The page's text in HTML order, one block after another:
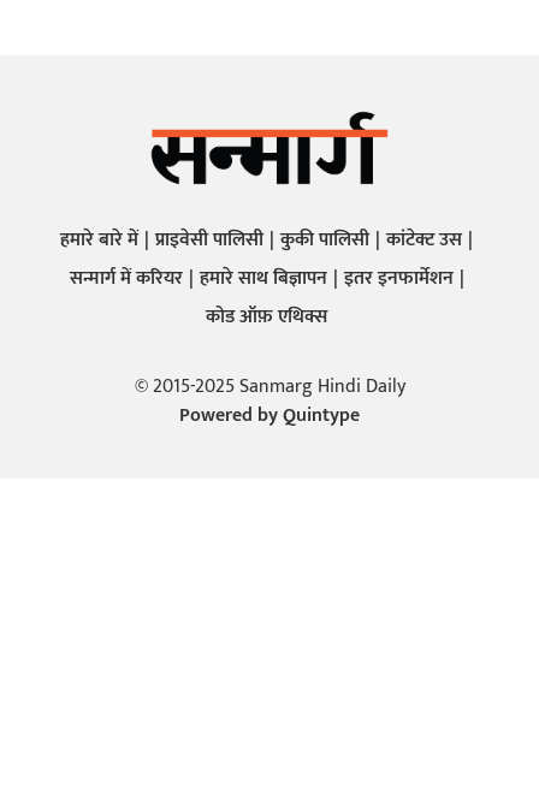
हमारे बारे में प्राइवेसी पालिसी कुकी पालिसी कांटेक्ट उस
सन्मार्ग में करियर हमारे साथ बिज्ञापन इतर इनफार्मेशन
कोड ऑफ़ एथिक्स
© 2015-2025 Sanmarg Hindi Daily
Powered byQuintype